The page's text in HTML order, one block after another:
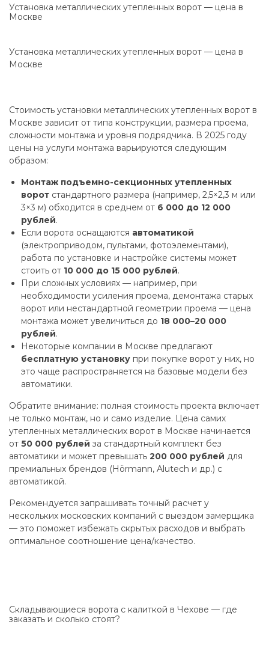
Установка металлических утепленных ворот — цена в
Москве
Установка металлических утепленных ворот — цена в
Москве
Стоимость установки металлических утепленных ворот в
Москве зависит от типа конструкции, размера проема,
сложности монтажа и уровня подрядчика. В 2025 году
цены на услуги монтажа варьируются следующим
образом:
Монтаж подъемно-секционных утепленных
ворот стандартного размера (например, 2,5×2,3 м или
3×3 м) обходится в среднем от 6 000 до 12 000
рублей.
Если ворота оснащаются автоматикой
(электроприводом, пультами, фотоэлементами),
работа по установке и настройке системы может
стоить от 10 000 до 15 000 рублей.
При сложных условиях — например, при
необходимости усиления проема, демонтажа старых
ворот или нестандартной геометрии проема — цена
монтажа может увеличиться до 18 000–20 000
рублей.
Некоторые компании в Москве предлагают
бесплатную установку при покупке ворот у них, но
это чаще распространяется на базовые модели без
автоматики.
Обратите внимание: полная стоимость проекта включает
не только монтаж, но и само изделие. Цена самих
утепленных металлических ворот в Москве начинается
от 50 000 рублей за стандартный комплект без
автоматики и может превышать 200 000 рублей для
премиальных брендов (Hörmann, Alutech и др.) с
автоматикой.
Рекомендуется запрашивать точный расчет у
нескольких московских компаний с выездом замерщика
— это поможет избежать скрытых расходов и выбрать
оптимальное соотношение цена/качество.
Складывающиеся ворота с калиткой в Чехове — где
заказать и сколько стоят?